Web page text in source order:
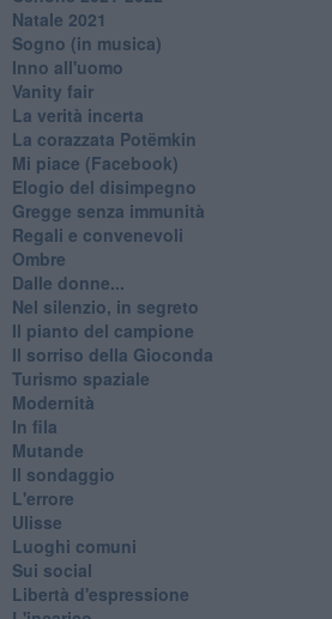
Natale 2021
Sogno (in musica)
Inno all'uomo
Vanity fair
La verità incerta
La corazzata Potëmkin
Mi piace (Facebook)
Elogio del disimpegno
Gregge senza immunità
Regali e convenevoli
Ombre
Dalle donne...
Nel silenzio, in segreto
Il pianto del campione
Il sorriso della Gioconda
Turismo spaziale
Modernità
In fila
Mutande
Il sondaggio
L'errore
Ulisse
Luoghi comuni
Sui social
Libertà d'espressione